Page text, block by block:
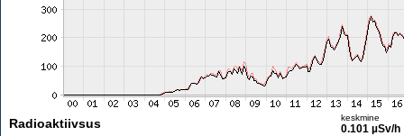
Radioaktiivsus keskmine
0.101 µSv/h